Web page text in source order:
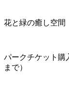
花と緑の癒し空間
パークチケット購
まで）